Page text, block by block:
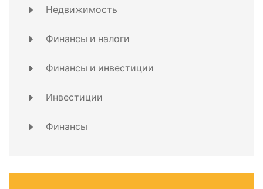
Недвижимость
Финансы и налоги
Финансы и инвестиции
Инвестиции
Финансы